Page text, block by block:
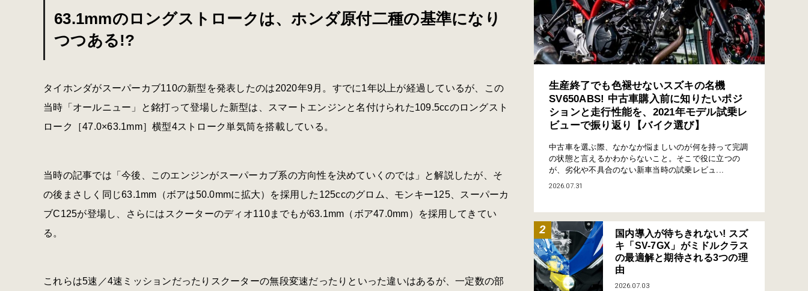
63.1mmのロングストロークは、ホンダ原付二種の基準になり
つつある!?
タイホンダがスーパーカブ110の新型を発表したのは2020年9月。すでに1年以上が経過しているが、この
当時「オールニュー」と銘打って登場した新型は、スマートエンジンと名付けられた109.5ccのロングスト
ローク［47.0×63.1mm］横型4ストローク単気筒を搭載している。
当時の記事では「今後、このエンジンがスーパーカブ系の方向性を決めていくのでは」と解説したが、そ
の後まさしく同じ63.1mm（ボアは50.0mmに拡大）を採用した125ccのグロム、モンキー125、スーパーカ
ブC125が登場し、さらにはスクーターのディオ110までもが63.1mm（ボア47.0mm）を採用してきてい
る。
これらは5速／4速ミッションだったりスクーターの無段変速だったりといった違いはあるが、一定数の部
生産終了でも色褪せないスズキの名機
SV650ABS! 中古車購入前に知りたいポジ
ションと走行性能を、2021年モデル試乗レ
ビューで振り返り【バイク選び】
中古車を選ぶ際、なかなか悩ましいのが何を持って完調
の状態と言えるかわからないこと。そこで役に立つの
が、劣化や不具合のない新車当時の試乗レビュ...
2026.07.31
国内導入が待ちきれない! スズ
キ「SV-7GX」がミドルクラス
の最適解と期待される3つの理
由
2026.07.03